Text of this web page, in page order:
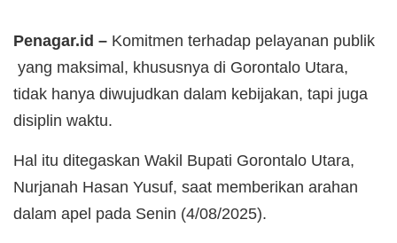
Penagar.id – Komitmen terhadap pelayanan publik
yang maksimal, khususnya di Gorontalo Utara,
tidak hanya diwujudkan dalam kebijakan, tapi juga
disiplin waktu.
Hal itu ditegaskan Wakil Bupati Gorontalo Utara,
Nurjanah Hasan Yusuf, saat memberikan arahan
dalam apel pada Senin (4/08/2025).